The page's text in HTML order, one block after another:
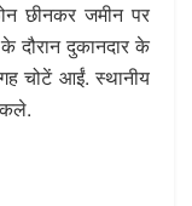
छीनकर जमीन पर
दौरान दुकानदार के
चोटें आईं. स्थानीय